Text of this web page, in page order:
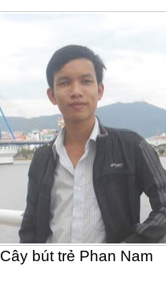
Cây bút trẻ Phan Nam